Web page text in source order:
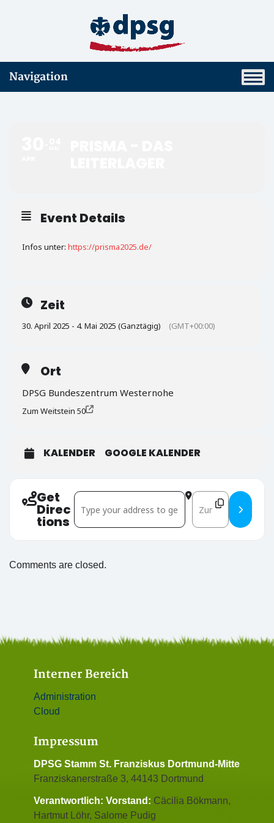
Navigation
Event Details
Infos unter: https://prisma2025.de/
Zeit
30. April 2025 - 4. Mai 2025 (Ganztägig) (GMT+00:00)
Ort
DPSG Bundeszentrum Westernohe
Zum Weitstein 50
KALENDER GOOGLE KALENDER
Get
Direc
tions
Address - Prisma - das Leiterlager []
Destination
Comments are closed.
Interner Bereich
Administration
Cloud
Impressum
DPSG Stamm St. Franziskus Dortmund-Mitte
Franziskanerstraße 3, 44143 Dortmund
Verantwortlich: Vorstand: Cäcilia Bökmann,
Hartmut Löhr, Salome Pudig